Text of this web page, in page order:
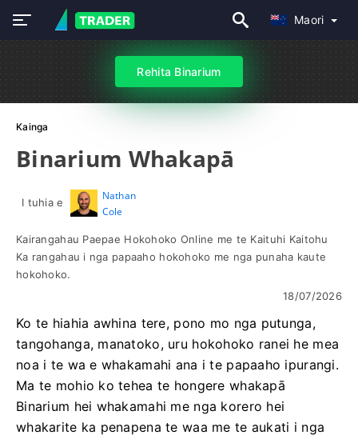
Maori
Rehita Binarium
Kainga
Binarium Whakapā
I tuhia e
Nathan
Cole
Kairangahau Paepae Hokohoko Online me te Kaituhi Kaitohu
Ka rangahau i nga papaaho hokohoko me nga punaha kaute
hokohoko.
18/07/2026
Ko te hiahia awhina tere, pono mo nga putunga,
tangohanga, manatoko, uru hokohoko ranei he mea
noa i te wa e whakamahi ana i te papaaho ipurangi.
Ma te mohio ko tehea te hongere whakapā
Binarium hei whakamahi me nga korero hei
whakarite ka penapena te waa me te aukati i nga